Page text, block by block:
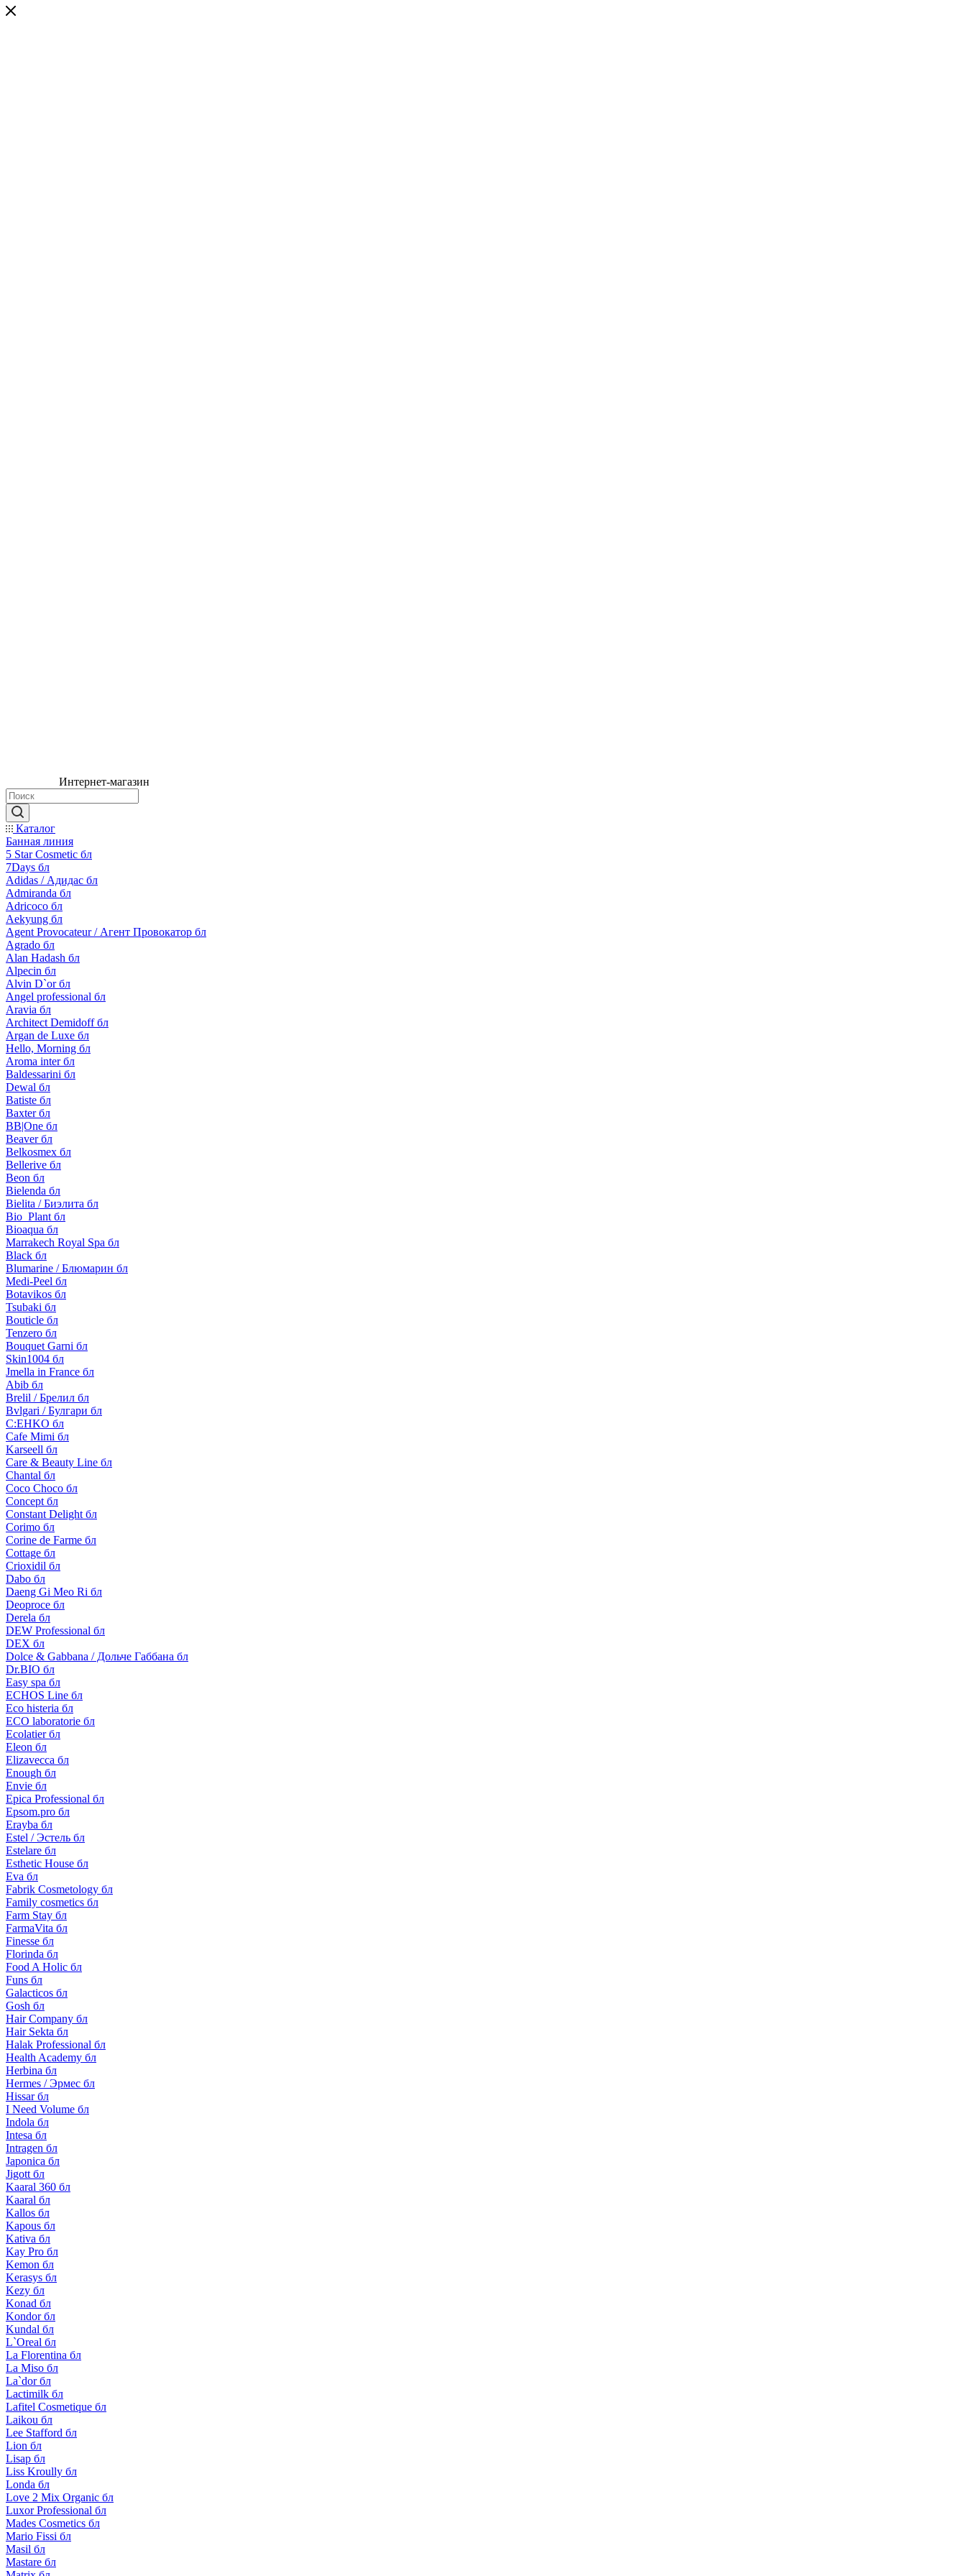
Интернет-магазин
Каталог
Банная линия
5 Star Cosmetic бл
7Days бл
Adidas / Адидас бл
Admiranda бл
Adricoco бл
Aekyung бл
Agent Provocateur / Агент Провокатор бл
Agrado бл
Alan Hadash бл
Alpecin бл
Alvin D`or бл
Angel professional бл
Aravia бл
Architect Demidoff бл
Argan de Luxe бл
Hello, Morning бл
Aroma inter бл
Baldessarini бл
Dewal бл
Batiste бл
Baxter бл
BB|One бл
Beaver бл
Belkosmex бл
Bellerive бл
Beon бл
Bielenda бл
Bielita / Биэлита бл
Bio_Plant бл
Bioaqua бл
Marrakech Royal Spa бл
Black бл
Blumarine / Блюмарин бл
Medi-Peel бл
Botavikos бл
Tsubaki бл
Bouticle бл
Tenzero бл
Bouquet Garni бл
Skin1004 бл
Jmella in France бл
Abib бл
Brelil / Брелил бл
Bvlgari / Булгари бл
C:EHKO бл
Cafe Mimi бл
Karseell бл
Care & Beauty Line бл
Chantal бл
Coco Choco бл
Concept бл
Constant Delight бл
Corimo бл
Corine de Farme бл
Cottage бл
Crioxidil бл
Dabo бл
Daeng Gi Meo Ri бл
Deoproce бл
Derela бл
DEW Professional бл
DEX бл
Dolce & Gabbana / Дольче Габбана бл
Dr.BIO бл
Easy spa бл
ECHOS Line бл
Eco histeria бл
ECO laboratorie бл
Ecolatier бл
Eleon бл
Elizavecca бл
Enough бл
Envie бл
Epica Professional бл
Epsom.pro бл
Erayba бл
Estel / Эстель бл
Estelare бл
Esthetic House бл
Eva бл
Fabrik Cosmetology бл
Family cosmetics бл
Farm Stay бл
FarmaVita бл
Finesse бл
Florinda бл
Food A Holic бл
Funs бл
Galacticos бл
Gosh бл
Hair Company бл
Hair Sekta бл
Halak Professional бл
Health Academy бл
Herbina бл
Hermes / Эрмес бл
Hissar бл
I Need Volume бл
Indola бл
Intesa бл
Intragen бл
Japonica бл
Jigott бл
Kaaral 360 бл
Kaaral бл
Kallos бл
Kapous бл
Kativa бл
Kay Pro бл
Kemon бл
Kerasys бл
Kezy бл
Konad бл
Kondor бл
Kundal бл
L`Oreal бл
La Florentina бл
La Miso бл
La`dor бл
Lactimilk бл
Lafitel Cosmetique бл
Laikou бл
Lee Stafford бл
Lion бл
Lisap бл
Liss Kroully бл
Londa бл
Love 2 Mix Organic бл
Luxor Professional бл
Mades Cosmetics бл
Mario Fissi бл
Masil бл
Mastare бл